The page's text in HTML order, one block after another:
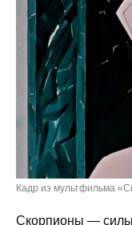
Кадр из мультфильма
Скорпионы —